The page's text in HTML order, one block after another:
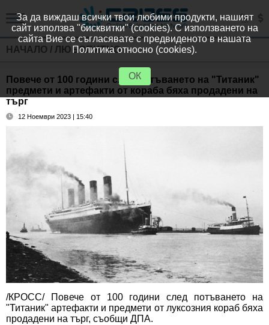
НАЧАЛО / ЛЮБОПИТНО
Повече от 100 години след потъването на "Титаник"
предмети и артефакти от кораба бяха продадени на
търг
12 Ноември 2023 | 15:40
/КРОСС/ Повече от 100 години след потъването на
"Титаник" артефакти и предмети от луксозния кораб бяха
продадени на търг, съобщи ДПА.
За да виждаш всички твои любими продукти, нашият
сайт използва "бисквитки" (cookies). С използването на
сайта Вие се съгласявате с предвиденото в нашата
Политика относно (cookies).
ОК